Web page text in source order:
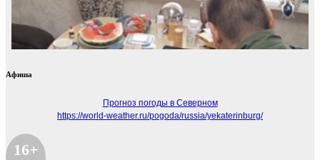
Афиша
Прогноз погоды в Северном
https://world-weather.ru/pogoda/russia/yekaterinburg/
16+